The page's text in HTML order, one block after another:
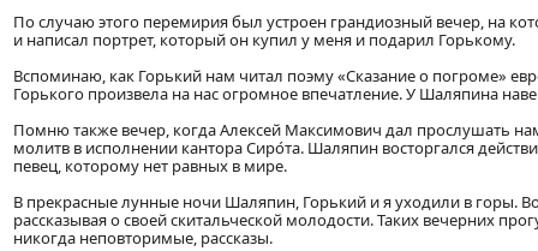
По случаю этого перемирия был устроен грандиозный вечер, на
и написал портрет, который он купил у меня и подарил Горькому.
Вспоминаю, как Горький нам читал поэму «Сказание о погроме»
Горького произвела на нас огромное впечатление. У Шаляпина
Помню также вечер, когда Алексей Максимович дал прослушать
молитв в исполнении кантора Сиро́та. Шаляпин восторгался
певец, которому нет равных в мире.
В прекрасные лунные ночи Шаляпин, Горький и я уходили в горы.
рассказывая о своей скитальческой молодости. Таких вечерних
никогда неповторимые, рассказы.